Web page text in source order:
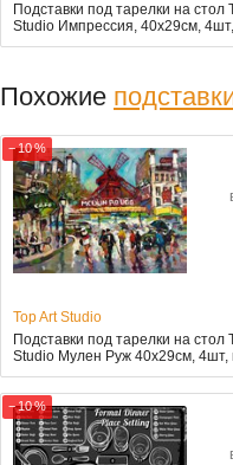
Подставки под тарелки на стол
Studio Импрессия, 40x29см,
Похожие
− 10 %
Top Art Studio
Подставки под тарелки на стол
Studio Мулен Руж 40x29см, 4шт,
− 10 %